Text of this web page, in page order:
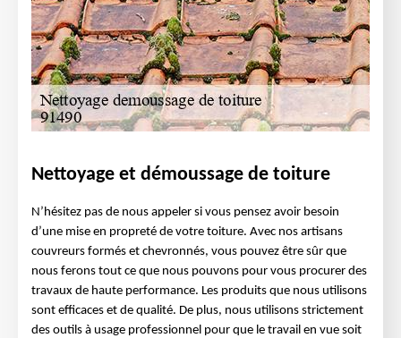
Nettoyage et démoussage de toiture
N’hésitez pas de nous appeler si vous pensez avoir besoin
d’une mise en propreté de votre toiture. Avec nos artisans
couvreurs formés et chevronnés, vous pouvez être sûr que
nous ferons tout ce que nous pouvons pour vous procurer des
travaux de haute performance. Les produits que nous utilisons
sont efficaces et de qualité. De plus, nous utilisons strictement
des outils à usage professionnel pour que le travail en vue soit